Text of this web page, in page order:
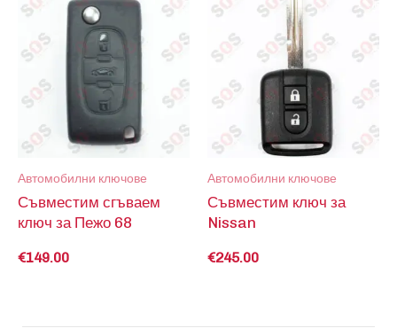
Автомобилни ключове
Съвместим сгъваем
ключ за Пежо 68
€149.00
Автомобилни ключове
Съвместим ключ за
Nissan
€245.00